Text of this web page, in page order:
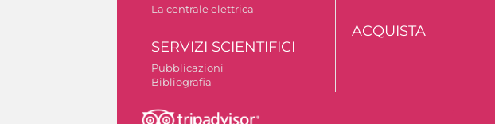
La centrale elettrica
SERVIZI SCIENTIFICI
Pubblicazioni
Bibliografia
ACQUISTA